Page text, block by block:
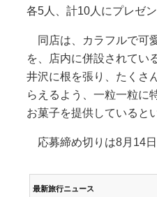
各5人、計10人にプレゼン
同店は、カラフルで可
を、店内に併設されてい
井沢に根を張り、たくさ
らえるよう、一粒一粒に
お菓子を提供していると
応募締め切りは8月14日
最新旅行ニュース